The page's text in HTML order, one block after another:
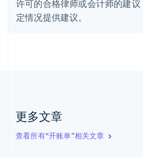
许可的合格律师或会计师的建
定情况提供建议。
更多文章
查看所有“开账单”相关文章
法国
FrançaisEnglish
English
克罗地亚
EnglishItaliano